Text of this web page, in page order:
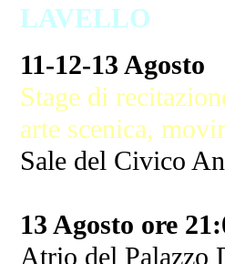
LAVELLO
11-12-13 Agosto
Stage di
arte scenica,
Sale del Civico
13 Agosto ore
Atrio del Palazzo